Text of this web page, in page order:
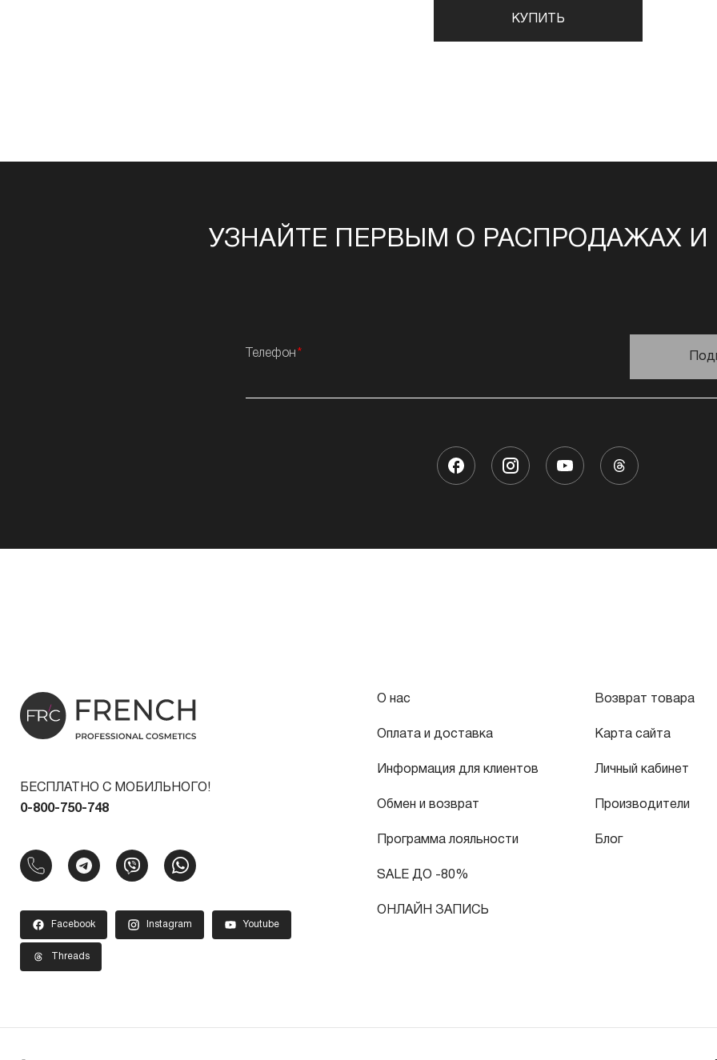
КУПИТЬ
УЗНАЙТЕ ПЕРВЫМ О РАСПРОДАЖАХ И
Телефон
БЕСПЛАТНО С МОБИЛЬНОГО!
0-800-750-748
Facebook Instagram Youtube
Threads
О нас
Оплата и доставка
Информация для клиентов
Обмен и возврат
Программа лояльности
SALE ДО -80%
ОНЛАЙН ЗАПИСЬ
Возврат товара
Карта сайта
Личный кабинет
Производители
Блог